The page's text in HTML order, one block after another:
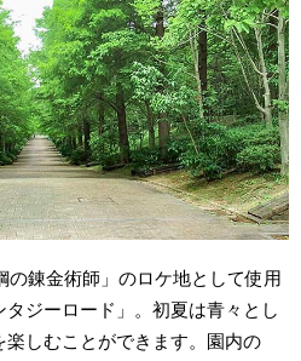
の錬金術師」のロケ地として使用
ジーロード」。初夏は青々とし
しむことができます。園内の